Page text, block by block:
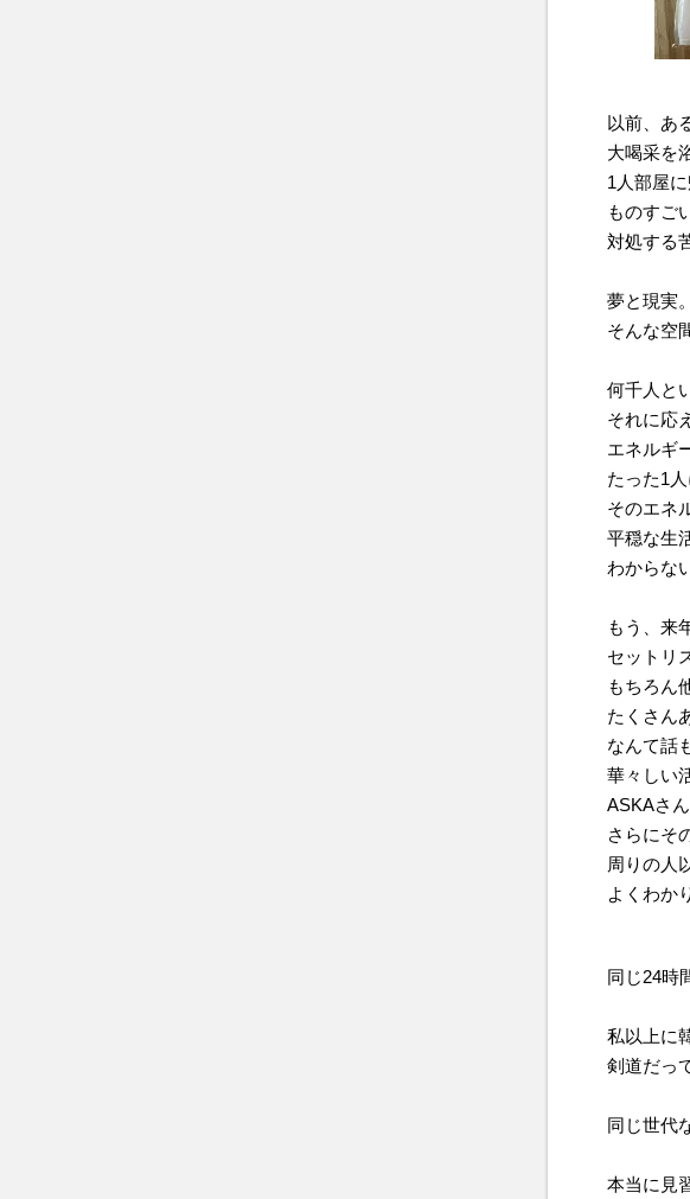
以前、あ
大喝采を
1人部屋に
ものすご
対処する
夢と現実。
そんな空
何千人と
それに応
エネルギ
たった1
そのエネ
平穏な生
わからな
もう、来
セットリ
もちろん
たくさん
なんて話
華々しい
ASKAさ
さらにそ
周りの人
よくわか
同じ24時
私以上に
剣道だっ
同じ世代
本当に見